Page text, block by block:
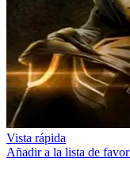
Vista rápida
Añadir a la lista de